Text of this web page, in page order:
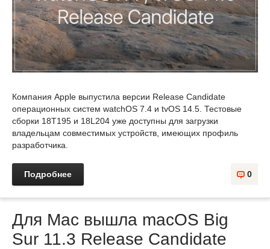
Компания Apple выпустила версии Release Candidate
операционных систем watchOS 7.4 и tvOS 14.5. Тестовые
сборки 18T195 и 18L204 уже доступны для загрузки
владельцам совместимых устройств, имеющих профиль
разработчика.
Подробнее 0
Для Mac вышла macOS Big
Sur 11.3 Release Candidate